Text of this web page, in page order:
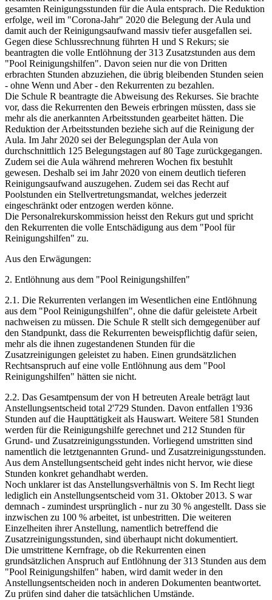
gesamten Reinigungsstunden für die Aula entsprach. Die Reduktion
erfolge, weil im "Corona-Jahr" 2020 die Belegung der Aula und
damit auch der Reinigungsaufwand massiv tiefer ausgefallen sei.
Gegen diese Schlussrechnung führten H und S Rekurs; sie
beantragten die volle Entlöhnung der 313 Zusatzstunden aus dem
"Pool Reinigungshilfen". Davon seien nur die von Dritten
erbrachten Stunden abzuziehen, die übrig bleibenden Stunden seien
- ohne Wenn und Aber - den Rekurrenten zu bezahlen.
Die Schule R beantragte die Abweisung des Rekurses. Sie brachte
vor, dass die Rekurrenten den Beweis erbringen müssten, dass sie
mehr als die anerkannten Arbeitsstunden gearbeitet hätten. Die
Reduktion der Arbeitsstunden beziehe sich auf die Reinigung der
Aula. Im Jahr 2020 sei der Belegungsplan der Aula von
durchschnittlich 125 Belegungstagen auf 80 Tage zurückgegangen.
Zudem sei die Aula während mehreren Wochen fix bestuhlt
gewesen. Deshalb sei im Jahr 2020 von einem deutlich tieferen
Reinigungsaufwand auszugehen. Zudem sei das Recht auf
Poolstunden ein Stellvertretungsmandat, welches jederzeit
eingeschränkt oder entzogen werden könne.
Die Personalrekurskommission heisst den Rekurs gut und spricht
den Rekurrenten die volle Entschädigung aus dem "Pool für
Reinigungshilfen" zu.
Aus den Erwägungen:
2. Entlöhnung aus dem "Pool Reinigungshilfen"
2.1. Die Rekurrenten verlangen im Wesentlichen eine Entlöhnung
aus dem "Pool Reinigungshilfen", ohne die dafür geleistete Arbeit
nachweisen zu müssen. Die Schule R stellt sich demgegenüber auf
den Standpunkt, dass die Rekurrenten beweispflichtig dafür seien,
mehr als die ihnen zugestandenen Stunden für die
Zusatzreinigungen geleistet zu haben. Einen grundsätzlichen
Rechtsanspruch auf eine volle Entlöhnung aus dem "Pool
Reinigungshilfen" hätten sie nicht.
2.2. Das Gesamtpensum der von H betreuten Areale beträgt laut
Anstellungsentscheid total 2'729 Stunden. Davon entfallen 1'936
Stunden auf die Haupttätigkeit als Hauswart. Weitere 581 Stunden
werden für die Reinigungshilfe gerechnet und 212 Stunden für
Grund- und Zusatzreinigungsstunden. Vorliegend umstritten sind
namentlich die letztgenannten Grund- und Zusatzreinigungsstunden.
Aus dem Anstellungsentscheid geht indes nicht hervor, wie diese
Stunden konkret gehandhabt werden.
Noch unklarer ist das Anstellungsverhältnis von S. Im Recht liegt
lediglich ein Anstellungsentscheid vom 31. Oktober 2013. S war
demnach - zumindest ursprünglich - nur zu 30 % angestellt. Dass sie
inzwischen zu 100 % arbeitet, ist unbestritten. Die weiteren
Einzelheiten ihrer Anstellung, namentlich betreffend die
Zusatzreinigungsstunden, sind überhaupt nicht dokumentiert.
Die umstrittene Kernfrage, ob die Rekurrenten einen
grundsätzlichen Anspruch auf Entlöhnung der 313 Stunden aus dem
"Pool Reinigungshilfen" haben, wird damit weder in den
Anstellungsentscheiden noch in anderen Dokumenten beantwortet.
Zu prüfen sind daher die tatsächlichen Umstände.